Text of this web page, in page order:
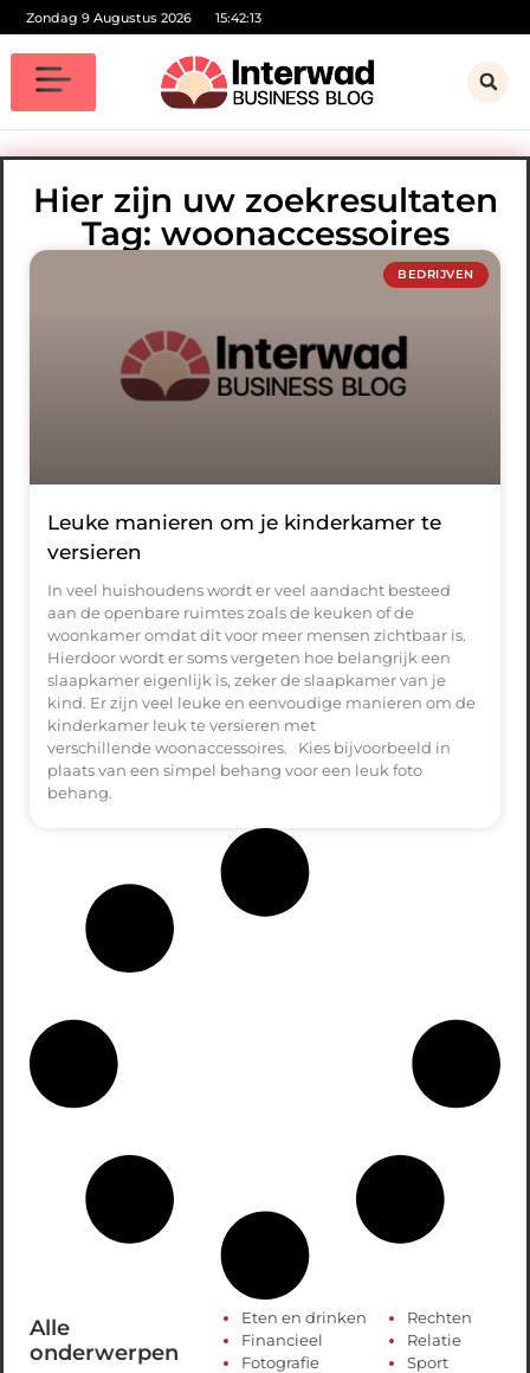
Zondag 9 Augustus 2026 15:42:14
Hier zijn uw zoekresultaten
Tag: woonaccessoires
BEDRIJVEN
Leuke manieren om je kinderkamer te
versieren
In veel huishoudens wordt er veel aandacht besteed
aan de openbare ruimtes zoals de keuken of de
woonkamer omdat dit voor meer mensen zichtbaar is.
Hierdoor wordt er soms vergeten hoe belangrijk een
slaapkamer eigenlijk is, zeker de slaapkamer van je
kind. Er zijn veel leuke en eenvoudige manieren om de
kinderkamer leuk te versieren met
verschillende woonaccessoires. Kies bijvoorbeeld in
plaats van een simpel behang voor een leuk foto
behang.
Alle
onderwerpen
Eten en drinken
Financieel
Fotografie
Rechten
Relatie
Sport